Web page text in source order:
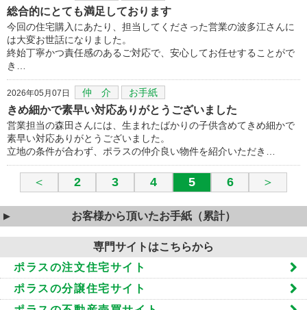
総合的にとても満足しております
今回の住宅購入にあたり、担当してくださった営業の波多江さんに
は大変お世話になりました。
終始丁寧かつ責任感のあるご対応で、安心してお任せすることがで
き…
2026年05月07日 仲 介 お手紙
きめ細かで素早い対応ありがとうございました
営業担当の森田さんには、生まれたばかりの子供含めてきめ細かで
素早い対応ありがとうございました。
立地の条件が合わず、ポラスの仲介良い物件を紹介いただき…
＜ 2 3 4 5 6 ＞
お客様から頂いたお手紙（累計）
専門サイトはこちらから
ポラスの注文住宅サイト
ポラスの分譲住宅サイト